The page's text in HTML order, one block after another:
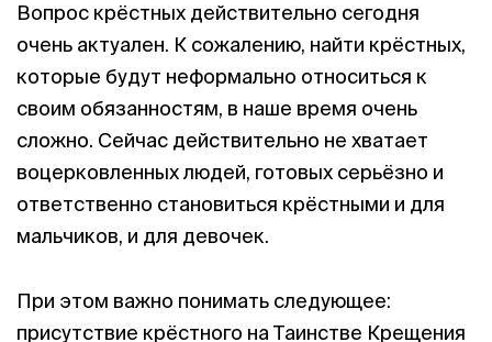
Вопрос крёстных действительно сегодня
очень актуален. К сожалению, найти крёстных,
которые будут неформально относиться к
своим обязанностям, в наше время очень
сложно. Сейчас действительно не хватает
воцерковленных людей, готовых серьёзно и
ответственно становиться крёстными и для
мальчиков, и для девочек.
При этом важно понимать следующее:
присутствие крёстного на Таинстве Крещения